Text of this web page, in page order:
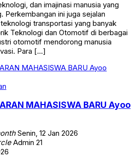
dan imajinasi manusia yang
Perkembangan ini juga sejalan
transportasi yang banyak
Teknologi dan Otomotif di berbagai
otomotif mendorong manusia
Para […]
MAHASISWA BARU Ayoo
Senin, 12 Jan 2026
Admin 21